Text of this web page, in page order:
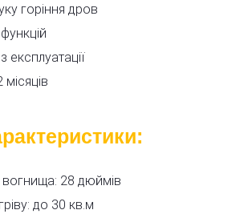
горіння дров
експлуатації
місяців
вогнища: 28 дюймів
до 30 кв.м